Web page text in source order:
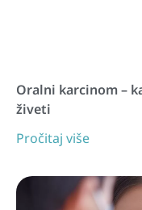
Oralni karcinom –
živeti
Pročitaj više